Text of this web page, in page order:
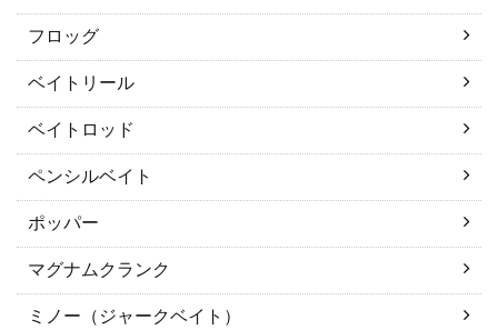
フロッグ
ベイトリール
ベイトロッド
ペンシルベイト
ポッパー
マグナムクランク
ミノー（ジャークベイト）